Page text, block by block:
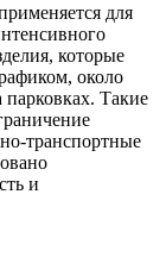
для
которые
около
Такие
транспортные
и